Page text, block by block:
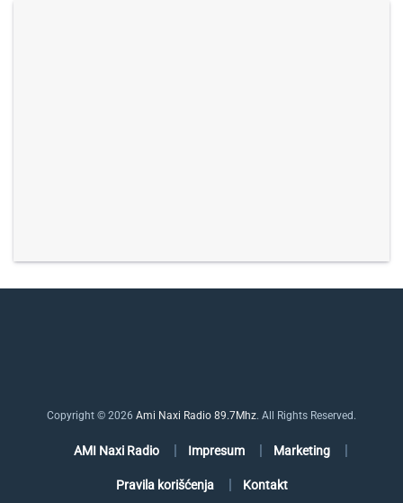
Copyright © 2026 Ami Naxi Radio 89.7Mhz. All Rights Reserved.
AMI Naxi Radio Impresum Marketing
Pravila korišćenja Kontakt